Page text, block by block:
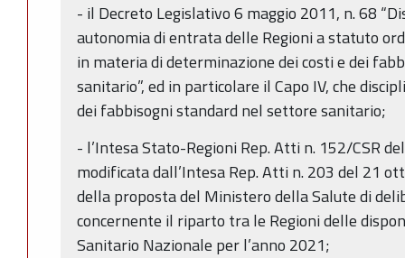
- il Decreto Legislativo 6 maggio 2011, n. 68
autonomia di entrata delle Regioni a statuto
in materia di determinazione dei costi e dei
sanitario”, ed in particolare il Capo IV, che
dei fabbisogni standard nel settore sanitario;
- l’Intesa Stato-Regioni Rep. Atti n. 152/CSR
modificata dall’Intesa Rep. Atti n. 203 del 21
della proposta del Ministero della Salute di
concernente il riparto tra le Regioni delle
Sanitario Nazionale per l’anno 2021;